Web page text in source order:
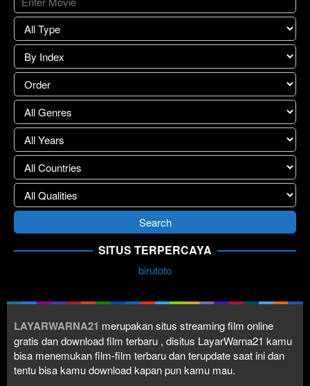
SITUS TERPERCAYA
birutoto
LAYARWARNA21 merupakan situs streaming film online
gratis dan download film terbaru , disitus LayarWarna21 kamu
bisa menemukan film-film terbaru dan terupdate saat ini dan
tentu bisa kamu download kapan pun kamu mau.